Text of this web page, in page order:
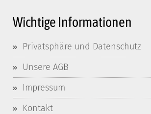
Wichtige Informationen
Privatsphäre und Datenschutz
Unsere AGB
Impressum
Kontakt